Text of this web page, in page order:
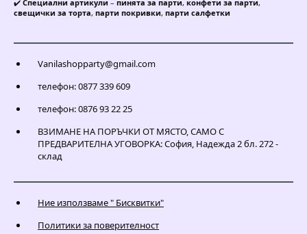
✔️ Специални артикули – пинята за парти, конфети за парти,
свещички за торта, парти покривки, парти салфетки
Vanilashopparty@gmail.com
телефон: 0877 339 609
телефон: 0876 93 22 25
ВЗИМАНЕ НА ПОРЪЧКИ ОТ МЯСТО, САМО С
ПРЕДВАРИТЕЛНА УГОВОРКА: София, Надежда 2 бл. 272 -
склад
Ние използваме " Бисквитки"
Политики за поверителност